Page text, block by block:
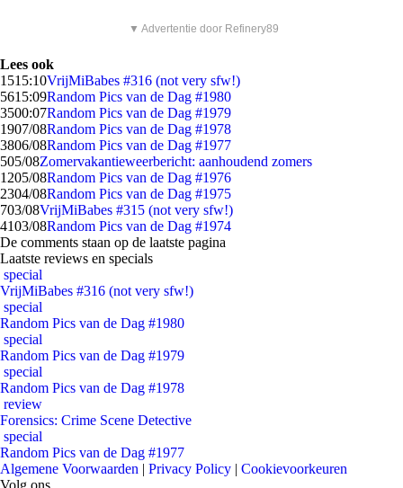
▼ Advertentie door Refinery89
Lees ook
1515:10VrijMiBabes #316 (not very sfw!)
5615:09Random Pics van de Dag #1980
3500:07Random Pics van de Dag #1979
1907/08Random Pics van de Dag #1978
3806/08Random Pics van de Dag #1977
505/08Zomervakantieweerbericht: aanhoudend zomers
1205/08Random Pics van de Dag #1976
2304/08Random Pics van de Dag #1975
703/08VrijMiBabes #315 (not very sfw!)
4103/08Random Pics van de Dag #1974
De comments staan op de laatste pagina
Laatste reviews en specials
special
VrijMiBabes #316 (not very sfw!)
special
Random Pics van de Dag #1980
special
Random Pics van de Dag #1979
special
Random Pics van de Dag #1978
review
Forensics: Crime Scene Detective
special
Random Pics van de Dag #1977
Algemene Voorwaarden | Privacy Policy | Cookievoorkeuren
Volg ons